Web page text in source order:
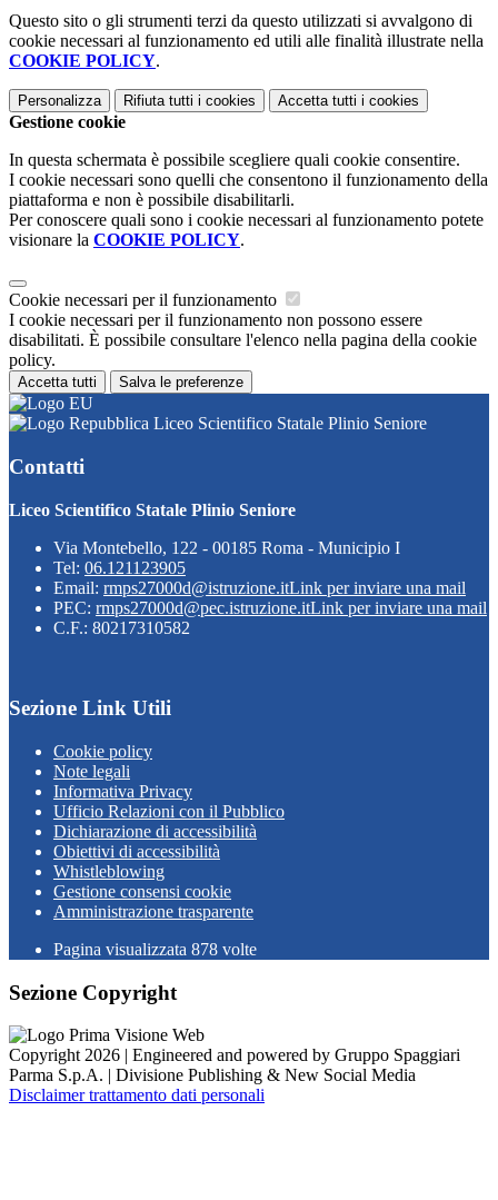
Questo sito o gli strumenti terzi da questo utilizzati si avvalgono di
cookie necessari al funzionamento ed utili alle finalità illustrate nella
COOKIE POLICY.
Personalizza Rifiuta tutti i cookies Accetta tutti i cookies
Gestione cookie
In questa schermata è possibile scegliere quali cookie consentire.
I cookie necessari sono quelli che consentono il funzionamento della
piattaforma e non è possibile disabilitarli.
Per conoscere quali sono i cookie necessari al funzionamento potete
visionare la COOKIE POLICY.
Cookie necessari per il funzionamento
I cookie necessari per il funzionamento non possono essere
disabilitati. È possibile consultare l'elenco nella pagina della cookie
policy.
Accetta tutti Salva le preferenze
Liceo Scientifico Statale Plinio Seniore
Contatti
Liceo Scientifico Statale Plinio Seniore
Via Montebello, 122 - 00185 Roma - Municipio I
Tel: 06.121123905
Email: rmps27000d@istruzione.itLink per inviare una mail
PEC: rmps27000d@pec.istruzione.itLink per inviare una mail
C.F.: 80217310582
Sezione Link Utili
Cookie policy
Note legali
Informativa Privacy
Ufficio Relazioni con il Pubblico
Dichiarazione di accessibilità
Obiettivi di accessibilità
Whistleblowing
Gestione consensi cookie
Amministrazione trasparente
Pagina visualizzata 878 volte
Sezione Copyright
Copyright 2026 | Engineered and powered by Gruppo Spaggiari
Parma S.p.A. | Divisione Publishing & New Social Media
Disclaimer trattamento dati personali